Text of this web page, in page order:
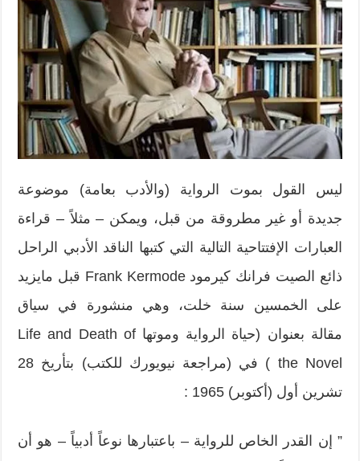
ليس القول بموت الرواية (والأدب بعامة) موضوعة
جديدة أو غير مطروقة من قبل، ويمكن – مثلاً – قراءة
العبارات الإفتتاحية التالية التي كتبها الناقد الأدبي الراحل
ذائع الصيت فرانك كيرمود Frank Kermode قبل مايزيد
على الخمسين سنة خلت، وهي منشورة في سياق
مقالة بعنوان (حياة الرواية وموتها Life and Death of
the Novel ) في (مراجعة نيويورك للكتب) بتأريخ 28
تشرين أول (أكتوبر) 1965 :
” إن القدر الخاص للرواية – باعتبارها نوعاً أدبياً – هو أن